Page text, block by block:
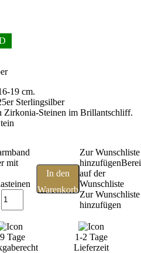
19 cm.
Sterlingsilber
Zirkonia-Steinen im Brillantschliff.
mit
In den
Warenkorb
Zur Wunschliste
hinzufügen
auf der
Wunschliste
Zur Wunschliste
hinzufügen
Tage
1-2 Tage
Lieferzeit